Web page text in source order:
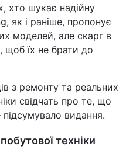
хто шукає надійну
як і раніше, пропонує
моделей, але скарг в
щоб їх не брати до
з ремонту та реальних
свідчать про те, що
видання.
техніки